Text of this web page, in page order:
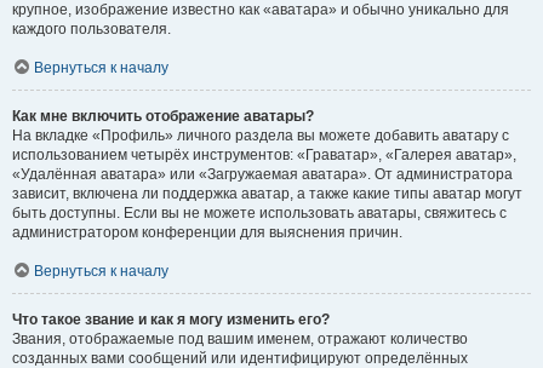
крупное, изображение известно как «аватара» и обычно уникально для
каждого пользователя.
Вернуться к началу
Как мне включить отображение аватары?
На вкладке «Профиль» личного раздела вы можете добавить аватару с
использованием четырёх инструментов: «Граватар», «Галерея аватар»,
«Удалённая аватара» или «Загружаемая аватара». От администратора
зависит, включена ли поддержка аватар, а также какие типы аватар могут
быть доступны. Если вы не можете использовать аватары, свяжитесь с
администратором конференции для выяснения причин.
Вернуться к началу
Что такое звание и как я могу изменить его?
Звания, отображаемые под вашим именем, отражают количество
созданных вами сообщений или идентифицируют определённых